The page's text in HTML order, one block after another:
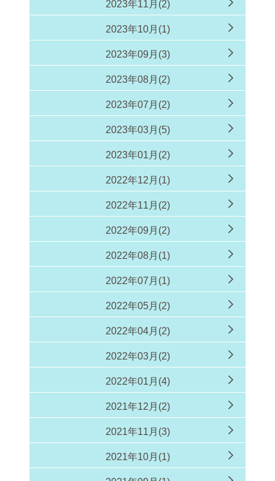
2023年11月(2)
2023年10月(1)
2023年09月(3)
2023年08月(2)
2023年07月(2)
2023年03月(5)
2023年01月(2)
2022年12月(1)
2022年11月(2)
2022年09月(2)
2022年08月(1)
2022年07月(1)
2022年05月(2)
2022年04月(2)
2022年03月(2)
2022年01月(4)
2021年12月(2)
2021年11月(3)
2021年10月(1)